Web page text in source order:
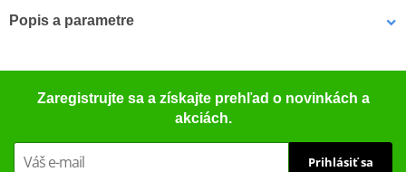
Popis a parametre
PDF TüV certificate
Zaregistrujte sa a získajte prehľad o novinkách a
akciách.
Prihlásiť sa